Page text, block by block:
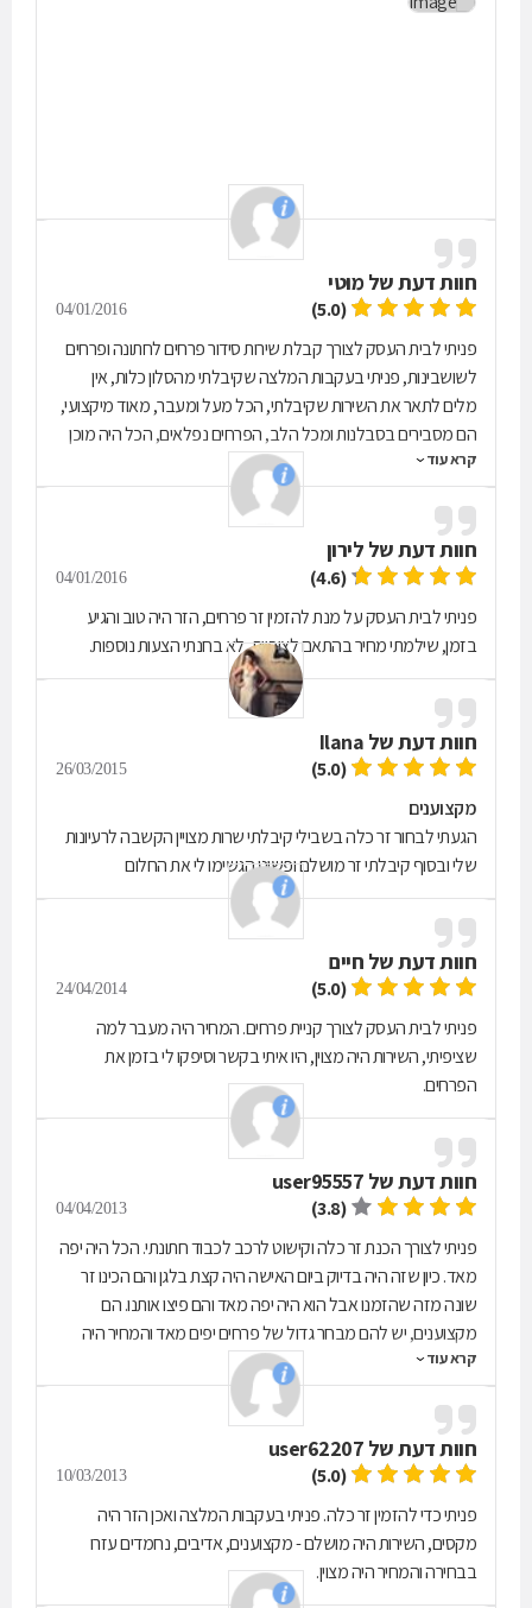
חוות דעת שלמוטי
(5.0)
04/01/2016
פניתי לבית העסק לצורך קבלת שירות סידור פרחים לחתונה ופרחים
לשושבינות, פניתי בעקבות המלצה שקיבלתי מהסלון כלות, אין
מלים לתאר את השירות שקיבלתי, הכל מעל ומעבר, מאוד מיקצועי,
הם מסבירים בסבלנות ומכל הלב, הפרחים נפלאים, הכל היה מוכן
לפני הזמן והמחירים שלהם סבירים מאוד.
קרא עוד
חוות דעת של לירון
(4.6)
04/01/2016
פניתי לבית העסק על מנת להזמין זר פרחים, הזר היה טוב והגיע
בזמן, שילמתי מחיר בהתאם לציפיות, לא בחנתי הצעות נוספות.
חוות דעת של Ilana
(5.0)
26/03/2015
מקצוענים
הגעתי לבחור זר כלה בשבילי קיבלתי שרות מצויין הקשבה לרעיונות
שלי ובסוף קיבלתי זר מושלם ופשוט הגשימו לי את החלום
חוות דעת של חיים
(5.0)
24/04/2014
פניתי לבית העסק לצורך קניית פרחים. המחיר היה מעבר למה
שציפיתי, השירות היה מצוין, היו איתי בקשר וסיפקו לי בזמן את
הפרחים.
חוות דעת של user95557
(3.8)
04/04/2013
פניתי לצורך הכנת זר כלה וקישוט לרכב לכבוד חתונתי. הכל היה יפה
מאד. כיון שזה היה בדיוק ביום האישה היה קצת בלגן והם הכינו זר
שונה מזה שהזמנו אבל הוא היה יפה מאד והם פיצו אותנו. הם
מקצוענים, יש להם מבחר גדול של פרחים יפים מאד והמחיר היה
סביר לחלוטין.
קרא עוד
חוות דעת של user62207
(5.0)
10/03/2013
פניתי כדי להזמין זר כלה. פניתי בעקבות המלצה ואכן הזר היה
מקסים, השירות היה מושלם - מקצוענים, אדיבים, נחמדים עזרו
בבחירה והמחיר היה מצוין.